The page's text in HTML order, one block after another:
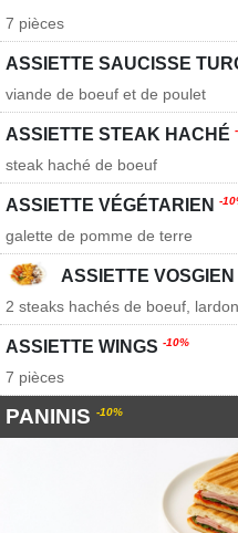
7 pièces
ASSIETTE SAUCISSE
viande de boeuf et de poulet
ASSIETTE STEAK HACHÉ
steak haché de boeuf
ASSIETTE VÉGÉTARIEN -
galette de pomme de terre
ASSIETTE VOSGIEN
2 steaks hachés de boeuf,
ASSIETTE WINGS -10%
7 pièces
PANINIS -10%